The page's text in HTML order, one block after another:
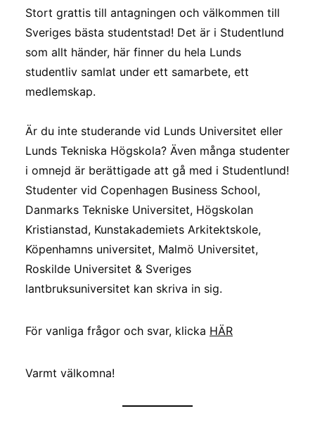
Stort grattis till antagningen och välkommen till
Sveriges bästa studentstad! Det är i Studentlund
som allt händer, här finner du hela Lunds
studentliv samlat under ett samarbete, ett
medlemskap.
Är du inte studerande vid Lunds Universitet eller
Lunds Tekniska Högskola? Även många studenter
i omnejd är berättigade att gå med i Studentlund!
Studenter vid Copenhagen Business School,
Danmarks Tekniske Universitet, Högskolan
Kristianstad, Kunstakademiets Arkitektskole,
Köpenhamns universitet, Malmö Universitet,
Roskilde Universitet & Sveriges
lantbruksuniversitet kan skriva in sig.
För vanliga frågor och svar, klicka HÄR
Varmt välkomna!